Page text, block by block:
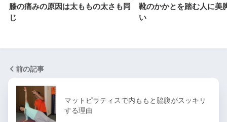
膝の痛みの原因は太ももの太さも同
じ
靴のかかとを踏む人に美
い
前の記事
マットピラティスで内ももと脇腹がスッキリ
する理由